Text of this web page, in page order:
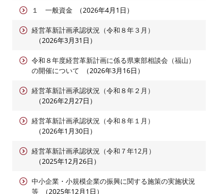
１ 一般資金 2026年4月1日
経営革新計画承認状況（令和８年３月）
2026年3月31日
令和８年度経営革新計画に係る県東部相談会（福山）
の開催について
2026年3月16日
経営革新計画承認状況（令和８年２月）
2026年2月27日
経営革新計画承認状況（令和８年１月）
2026年1月30日
経営革新計画承認状況（令和７年12月）
2025年12月26日
中小企業・小規模企業の振興に関する施策の実施状況
等
2025年12月1日